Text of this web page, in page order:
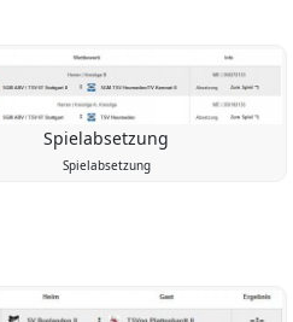
Spielabsetzung
Spielabsetzung